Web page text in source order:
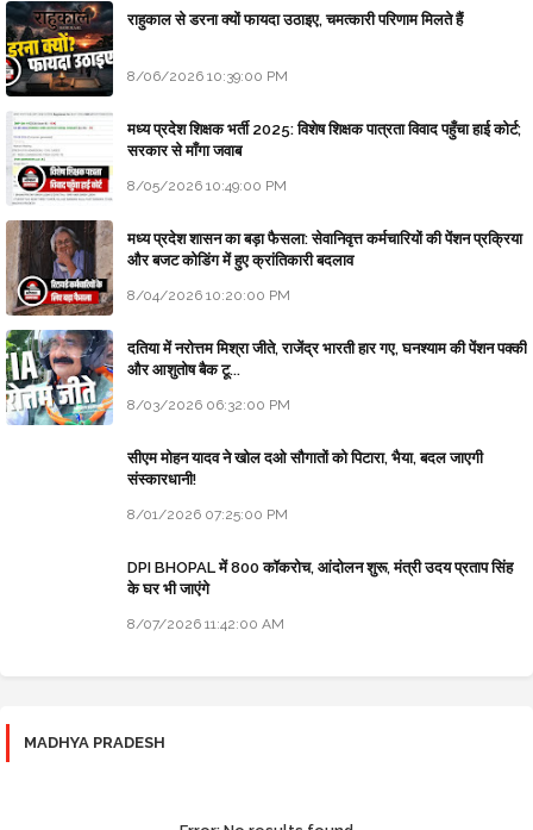
राहुकाल से डरना क्यों फायदा उठाइए, चमत्कारी परिणाम मिलते हैं
8/06/2026 10:39:00 PM
मध्य प्रदेश शिक्षक भर्ती 2025: विशेष शिक्षक पात्रता विवाद पहुँचा हाई कोर्ट;
सरकार से माँगा जवाब
8/05/2026 10:49:00 PM
मध्य प्रदेश शासन का बड़ा फैसला: सेवानिवृत्त कर्मचारियों की पेंशन प्रक्रिया
और बजट कोडिंग में हुए क्रांतिकारी बदलाव
8/04/2026 10:20:00 PM
दतिया में नरोत्तम मिश्रा जीते, राजेंद्र भारती हार गए, घनश्याम की पेंशन पक्की
और आशुतोष बैक टू...
8/03/2026 06:32:00 PM
सीएम मोहन यादव ने खोल दओ सौगातों को पिटारा, भैया, बदल जाएगी
संस्कारधानी!
8/01/2026 07:25:00 PM
DPI BHOPAL में 800 कॉकरोच, आंदोलन शुरू, मंत्री उदय प्रताप सिंह
के घर भी जाएंगे
8/07/2026 11:42:00 AM
MADHYA PRADESH